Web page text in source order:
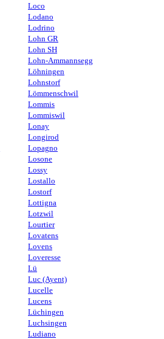
Loco
Lodano
Lodrino
Lohn GR
Lohn SH
Lohn-Ammannsegg
Löhningen
Lohnstorf
Lömmenschwil
Lommis
Lommiswil
Lonay
Longirod
Lopagno
Losone
Lossy
Lostallo
Lostorf
Lottigna
Lotzwil
Lourtier
Lovatens
Lovens
Loveresse
Lü
Luc (Ayent)
Lucelle
Lucens
Lüchingen
Luchsingen
Ludiano